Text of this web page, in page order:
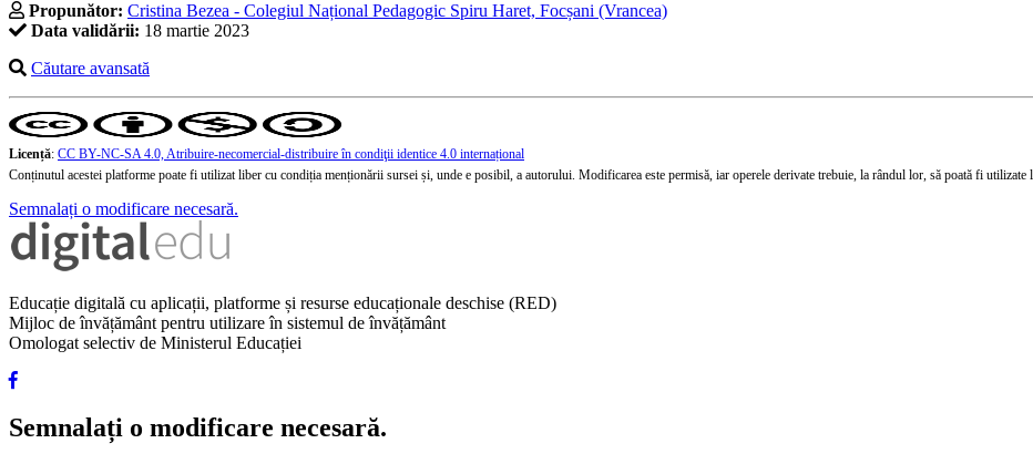
Propunător: Cristina Bezea - Colegiul Național Pedagogic Spiru Haret, Focșani (Vrancea)
Data validării: 18 martie 2023
Căutare avansată
Licență: CC BY-NC-SA 4.0, Atribuire-necomercial-distribuire în condiţii identice 4.0 internațional
Conținutul acestei platforme poate fi utilizat liber cu condiția menționării sursei și, unde e posibil, a autorului. Modificarea este permisă, iar operele derivate trebuie, la rândul lor, să poată fi
Semnalați o modificare necesară.
Educație digitală cu aplicații, platforme și resurse educaționale deschise (RED)
Mijloc de învățământ pentru utilizare în sistemul de învățământ
Omologat selectiv de Ministerul Educației
Semnalați o modificare necesară.